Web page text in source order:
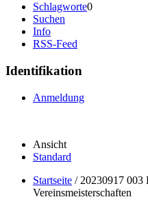
Schlagworte0
Suchen
Info
RSS-Feed
Identifikation
Anmeldung
Ansicht
Standard
Startseite / 20230917 003
Vereinsmeisterschaften